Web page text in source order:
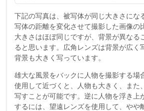
下記の写真は、被写体が同じ大きさにな
写体の距離を変化させて撮影した画像の
大きさはほぼ同じですが、背景が異なる
ると思います。広角レンズは背景が広く
背景も大きく写っています。
雄大な風景をバックに人物を撮影する場
使用して近づくと、人物も大きく、また
写すことが可能です。逆に人物を浮き上
するには、望遠レンズを使用して、やや